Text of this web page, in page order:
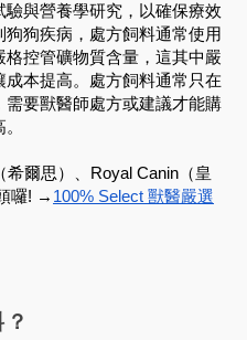
與營養學研究，以確保療效
狗疾病，處方飼料通常使用
控管礦物質含量，這其中嚴
本提高。處方飼料通常只在
要獸醫師處方或建議才能購
希爾思）、Royal Canin（皇
囉! → 100% Select 獸醫嚴選